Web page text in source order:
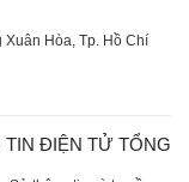
Hòa, Tp. Hồ Chí
TIN ĐIỆN TỬ TỔNG